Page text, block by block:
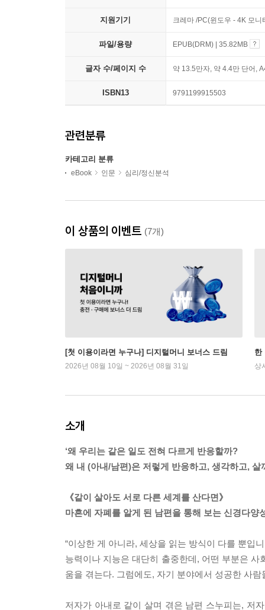
지원기기 크레마 /PC(윈도우 - 4K 모
파일/용량 EPUB(DRM) | 35.82MB
글자 수/페이지 수 약 13.5만자, 약 4.4만 단어,
ISBN13 9791199915503
관련분류
카테고리 분류
eBook 인문 심리/정신분석
이 상품의 이벤트 (7개)
[첫 이용이라면 누구나] 디지털머니 보너스 드림
2026년 08월 10일 ~ 2026년 08월 31일
한
상
소개
‘왜 우리는 같은 일도 전혀 다르게 반응할까?
왜 내 (아내/남편)은 저렇게 반응하고, 생각하고, 살
《같이 살아도 서로 다른 세계를 산다면》
마흔에 자폐를 알게 된 남편을 통해 보는 신경다양
“이상한 게 아니라, 세상을 읽는 방식이 다를 뿐입니
능력이나 지능은 대단히 출중한데, 어떤 부분은
움을 겪는다. 그럼에도, 자기 분야에서 성공한 사
저자가 아내로 같이 살며 겪은 남편 스누피는, 저